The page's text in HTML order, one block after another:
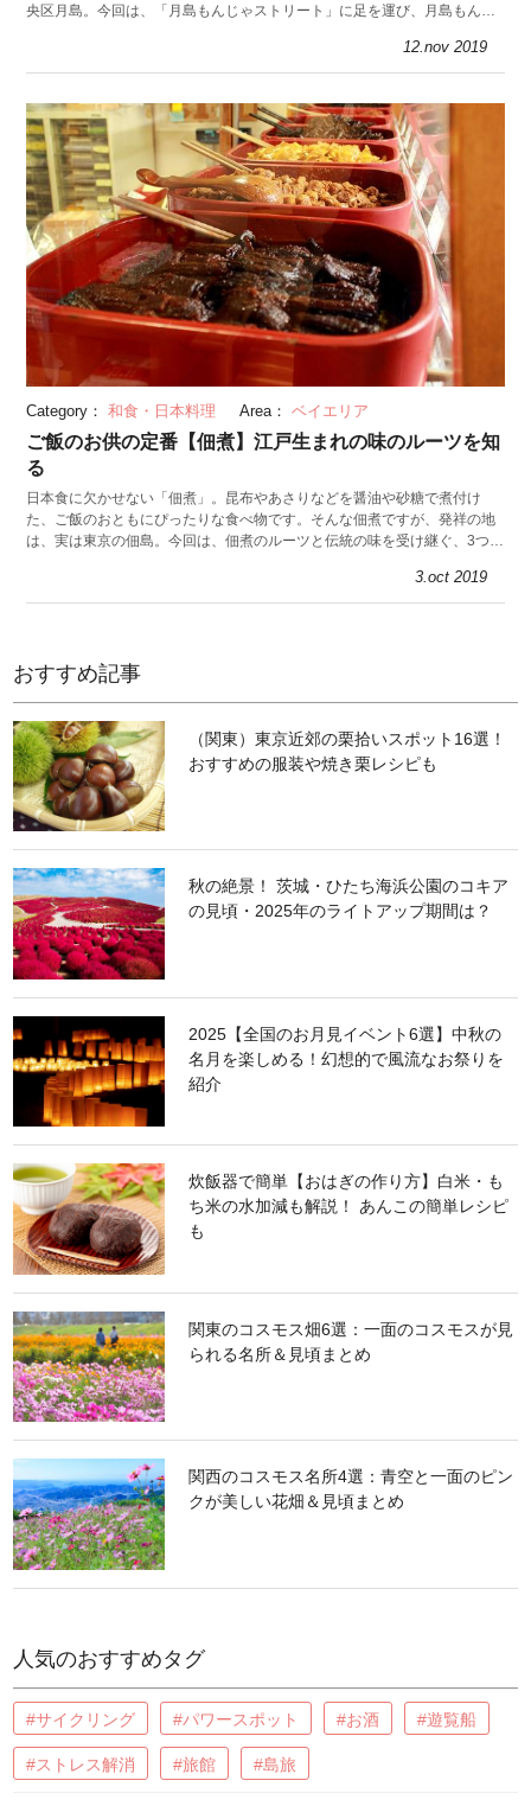
央区月島。今回は、「月島もんじゃストリート」に足を運び、月島もんじ
12.nov 2019
Category： 和食・日本料理 Area： ベイエリア
ご飯のお供の定番【佃煮】江戸生まれの味のルーツを知
る
日本食に欠かせない「佃煮」。昆布やあさりなどを醤油や砂糖で煮付け
た、ご飯のおともにぴったりな食べ物です。そんな佃煮ですが、発祥の地
は、実は東京の佃島。今回は、佃煮のルーツと伝統の味を受け継ぐ、3つの
3.oct 2019
おすすめ記事
（関東）東京近郊の栗拾いスポット16選！
おすすめの服装や焼き栗レシピも
秋の絶景！ 茨城・ひたち海浜公園のコキア
の見頃・2025年のライトアップ期間は？
2025【全国のお月見イベント6選】中秋の
名月を楽しめる！幻想的で風流なお祭りを
紹介
炊飯器で簡単【おはぎの作り方】白米・も
ち米の水加減も解説！ あんこの簡単レシピ
も
関東のコスモス畑6選：一面のコスモスが見
られる名所＆見頃まとめ
関西のコスモス名所4選：青空と一面のピン
クが美しい花畑＆見頃まとめ
人気のおすすめタグ
#サイクリング #パワースポット #お酒 #遊覧船
#ストレス解消 #旅館 #島旅